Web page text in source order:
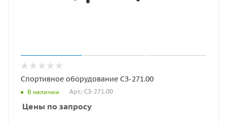
Спортивное оборудование СЗ-271.00
В наличии Арт.: СЗ-271.00
Цены по запросу